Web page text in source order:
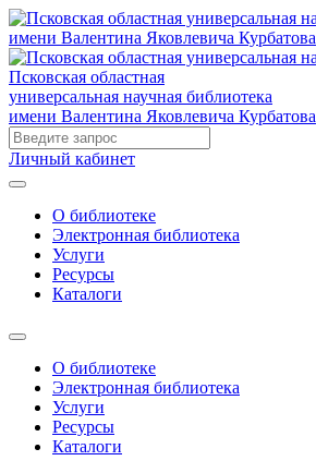
Псковская областная
универсальная научная библиотека
имени Валентина Яковлевича Курбатова
Личный кабинет
О библиотеке
Электронная библиотека
Услуги
Ресурсы
Каталоги
О библиотеке
Электронная библиотека
Услуги
Ресурсы
Каталоги